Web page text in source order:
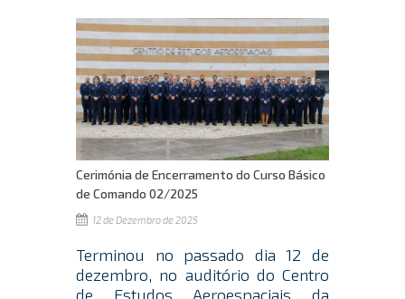
Cerimónia de Encerramento do Curso Básico
de Comando 02/2025
12 de Dezembro de 2025
Terminou no passado dia 12 de
dezembro, no auditório do Centro
de Estudos Aeroespaciais da